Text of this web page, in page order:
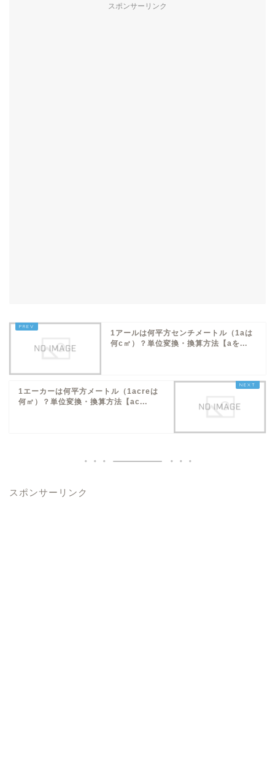
スポンサーリンク
1アールは何平方センチメートル（1aは
何c㎡）？単位変換・換算方法【aを...
1エーカーは何平方メートル（1acreは
何㎡）？単位変換・換算方法【ac...
スポンサーリンク